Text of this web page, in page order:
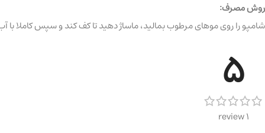
روش مصرف:
شامپو را روی موهای مرطوب بمالید، ماساژ دهید تا کف کند و سپس کاملا با
5
1 review